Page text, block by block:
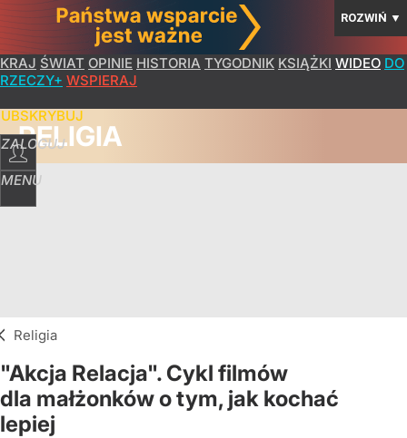
ROZWIŃ ▼
KRAJ ŚWIAT OPINIE HISTORIA TYGODNIK KSIĄŻKI WIDEO DO
RZECZY+ WSPIERAJ
ZALOGUJ
MENU
RELIGIA
Religia
"Akcja Relacja". Cykl filmów
dla małżonków o tym, jak kochać
lepiej